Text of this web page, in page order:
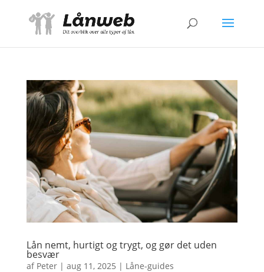
Lån nemt, hurtigt og trygt, og gør det uden
besvær
af Peter| aug 11, 2025 | Låne-guides